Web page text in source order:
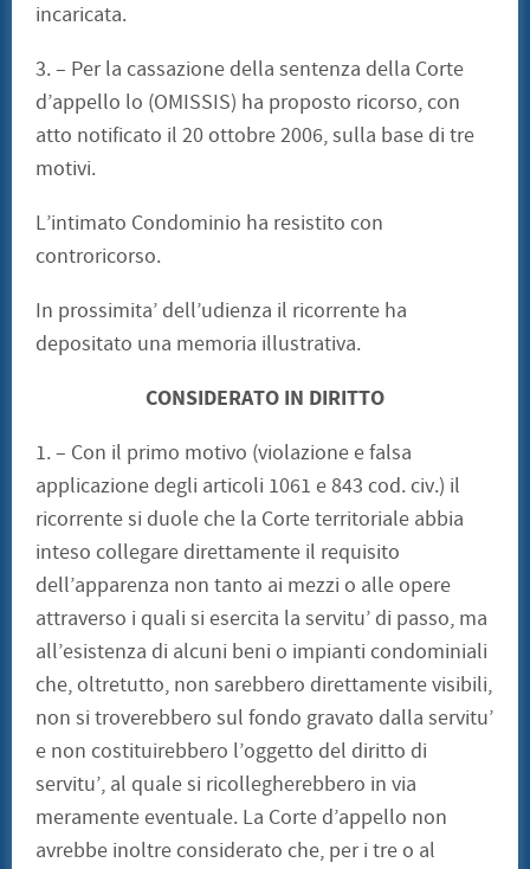
incaricata.
3. – Per la cassazione della sentenza della Corte
d’appello lo (OMISSIS) ha proposto ricorso, con
atto notificato il 20 ottobre 2006, sulla base di tre
motivi.
L’intimato Condominio ha resistito con
controricorso.
In prossimita’ dell’udienza il ricorrente ha
depositato una memoria illustrativa.
CONSIDERATO IN DIRITTO
1. – Con il primo motivo (violazione e falsa
applicazione degli articoli 1061 e 843 cod. civ.) il
ricorrente si duole che la Corte territoriale abbia
inteso collegare direttamente il requisito
dell’apparenza non tanto ai mezzi o alle opere
attraverso i quali si esercita la servitu’ di passo, ma
all’esistenza di alcuni beni o impianti condominiali
che, oltretutto, non sarebbero direttamente visibili,
non si troverebbero sul fondo gravato dalla servitu’
e non costituirebbero l’oggetto del diritto di
servitu’, al quale si ricollegherebbero in via
meramente eventuale. La Corte d’appello non
avrebbe inoltre considerato che, per i tre o al